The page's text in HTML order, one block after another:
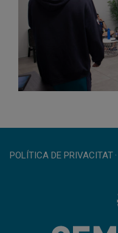
POLÍTICA DE PRIVACITAT ·